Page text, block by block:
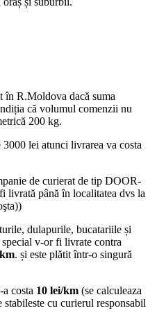
în R.Moldova dacă suma
că volumul comenzii nu
200 kg.
3000 lei atunci livrarea va costa
de curierat de tip DOOR-
până în localitatea dvs la
dulapurile, bucatariile și
special v-or fi livrate contra
. și este plătit într-o singură
a costa 10 lei/km (se calculeaza
cu curierul responsabil